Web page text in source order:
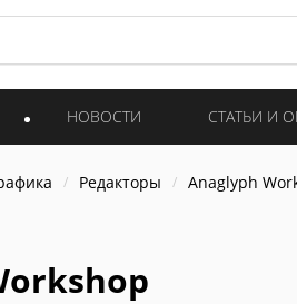
НОВОСТИ СТАТЬИ И
Редакторы Anaglyph